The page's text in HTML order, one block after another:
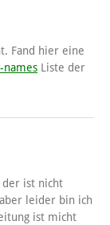
Fand hier eine
names Liste der
der ist nicht
leider bin ich
ist micht